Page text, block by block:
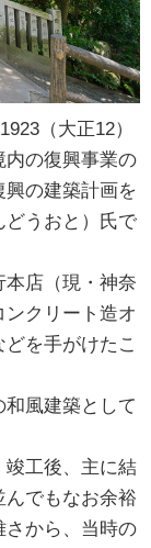
（大正12）
内の復興事業の
の建築計画を
どうおと）氏で
店（現・神奈
クリート造オ
を手がけたこ
風建築として
竣工後、主に結
でもなお余裕
さから、当時の